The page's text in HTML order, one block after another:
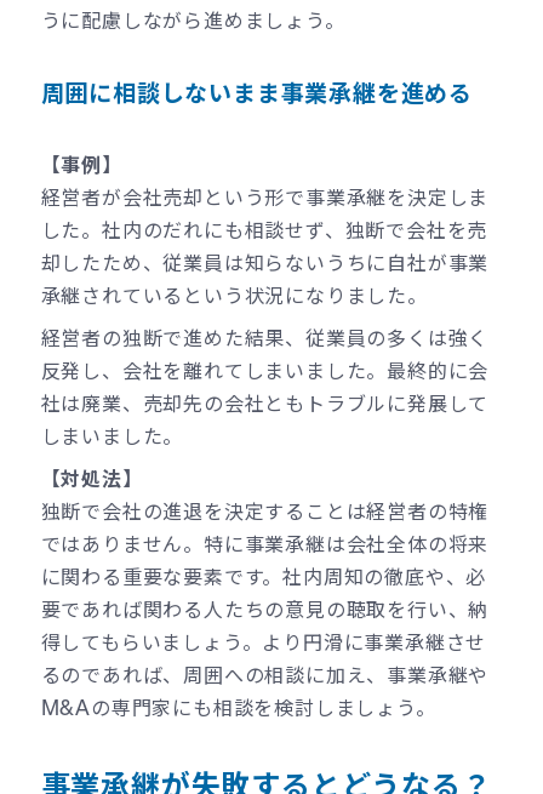
うに配慮しながら進めましょう。
周囲に相談しないまま事業承継を進める
【事例】
経営者が会社売却という形で事業承継を決定しま
した。社内のだれにも相談せず、独断で会社を売
却したため、従業員は知らないうちに自社が事業
承継されているという状況になりました。
経営者の独断で進めた結果、従業員の多くは強く
反発し、会社を離れてしまいました。最終的に会
社は廃業、売却先の会社ともトラブルに発展して
しまいました。
【対処法】
独断で会社の進退を決定することは経営者の特権
ではありません。特に事業承継は会社全体の将来
に関わる重要な要素です。社内周知の徹底や、必
要であれば関わる人たちの意見の聴取を行い、納
得してもらいましょう。より円滑に事業承継させ
るのであれば、周囲への相談に加え、事業承継や
M&Aの専門家にも相談を検討しましょう。
事業承継が失敗するとどうなる？